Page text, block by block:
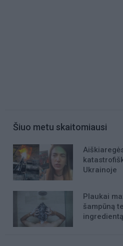
Šiuo metu skaitomiausi
Ukrainoje
Plaukai
šampūną
ingredientą